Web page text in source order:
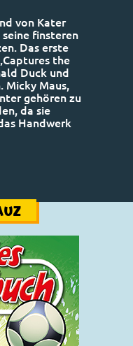
von Kater
finsteren
Das erste
the
Duck und
Micky Maus,
gehören zu
da sie
Handwerk